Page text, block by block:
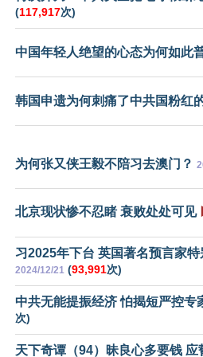
(117,917次)
中国年轻人绝望的心态为何如此
韩国申遗为何刺痛了中共国粉红
为何张又侠王毅不陪习去澳门？
北京现状惨不忍睹 衰败处处可见
习2025年下台 英国著名预言家
2024/12/21 (93,991次)
中共无能提振经济 怕揭短严控专
次)
天下奇谭（94）昧良心多要钱 应